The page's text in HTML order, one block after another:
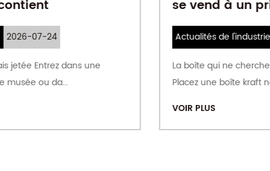
se vend à un prix plus élevé
Actualités de l'industrie 2026-07-16
La boîte qui ne cherche pas à vous impressionner
Placez une boîte kraft non couchée à cô...